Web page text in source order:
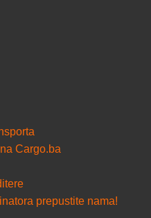
Cargo.ba
prepustite nama!